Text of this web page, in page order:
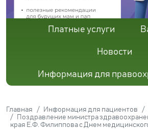
Платные услуги
Новости
Информация для
Главная Информация для пациентов
Поздравление министра
края Е.Ф. Филиппова c Днем